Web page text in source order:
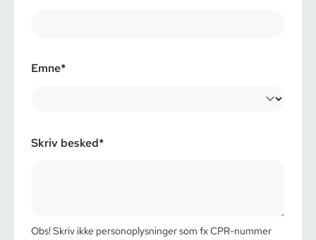
Emne*
Skriv besked*
Obs! Skriv ikke personoplysninger som fx CPR-nummer